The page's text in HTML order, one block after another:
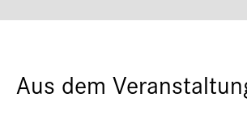
Aus dem